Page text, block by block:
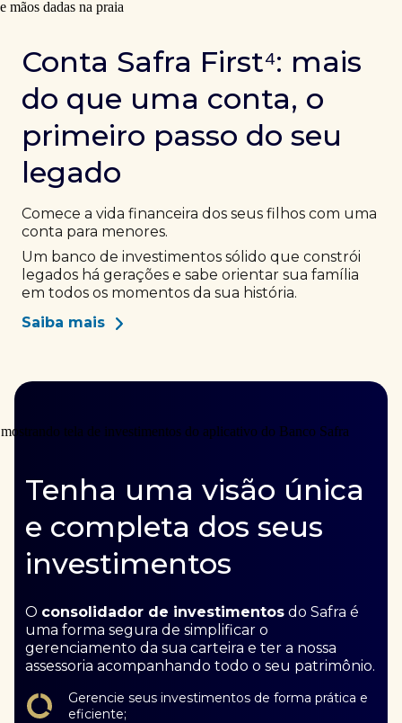
Conta Safra First⁴: mais
do que uma conta, o
primeiro passo do seu
legado
Comece a vida financeira dos seus filhos com uma
conta para menores.
Um banco de investimentos sólido que constrói
legados há gerações e sabe orientar sua família
em todos os momentos da sua história.
Saiba mais
Tenha uma visão única
e completa dos seus
investimentos
O consolidador de investimentos do Safra é
uma forma segura de simplificar o
gerenciamento da sua carteira e ter a nossa
assessoria acompanhando todo o seu patrimônio.
Gerencie seus investimentos de forma prática e
eficiente;